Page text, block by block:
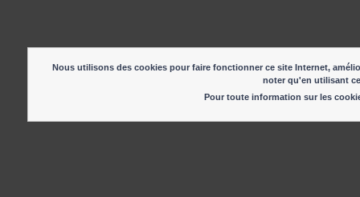
Nous utilisons des cookies pour faire fonctionner ce site Internet,
noter qu'en utilisant
Pour toute information sur les